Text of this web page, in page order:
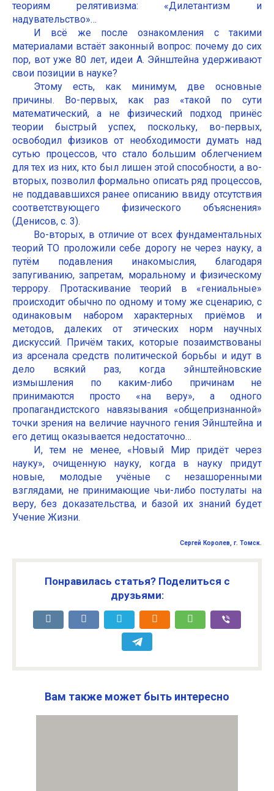
теориям релятивизма: «Дилетантизм и
надувательство»…
И всё же после ознакомления с такими
материалами встаёт законный вопрос: почему до сих
пор, вот уже 80 лет, идеи А. Эйнштейна удерживают
свои позиции в науке?
Этому есть, как минимум, две основные
причины. Во-первых, как раз «такой по сути
математический, а не физический подход принёс
теории быстрый успех, поскольку, во-первых,
освободил физиков от необходимости думать над
сутью процессов, что стало большим облегчением
для тех из них, кто был лишен этой способности, а во-
вторых, позволил формально описать ряд процессов,
не поддававшихся ранее описанию ввиду отсутствия
соответствующего физического объяснения»
(Денисов, с. 3).
Во-вторых, в отличие от всех фундаментальных
теорий ТО проложили себе дорогу не через науку, а
путём подавления инакомыслия, благодаря
запугиванию, запретам, моральному и физическому
террору. Протаскивание теорий в «гениальные»
происходит обычно по одному и тому же сценарию, с
одинаковым набором характерных приёмов и
методов, далеких от этических норм научных
дискуссий. Причём таких, которые позаимствованы
из арсенала средств политической борьбы и идут в
дело всякий раз, когда эйнштейновские
измышления по каким-либо причинам не
принимаются просто «на веру», а одного
пропагандистского навязывания «общепризнанной»
точки зрения на величие научного гения Эйнштейна и
его детищ оказывается недостаточно…
И, тем не менее, «Новый Мир придёт через
науку», очищенную науку, когда в науку придут
новые, молодые учёные с незашоренными
взглядами, не принимающие чьи-либо постулаты на
веру, без доказательства, и базой их знаний будет
Учение Жизни.
Сергей Королев, г. Томск.
Понравилась статья? Поделиться с
друзьями:
Вам также может быть интересно